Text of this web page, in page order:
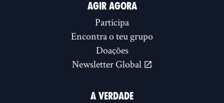
AGIR AGORA
Participa
Encontra o teu grupo
Doações
Newsletter Global
A VERDADE